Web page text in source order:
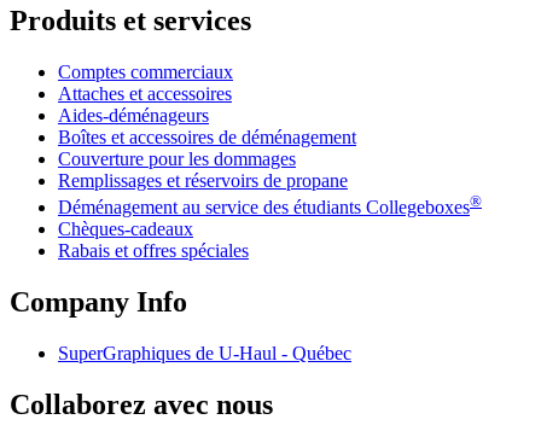
Produits et services
Comptes commerciaux
Attaches et accessoires
Aides-déménageurs
Boîtes et accessoires de déménagement
Couverture pour les dommages
Remplissages et réservoirs de propane
Déménagement au service des étudiants Collegeboxes®
Chèques-cadeaux
Rabais et offres spéciales
Company Info
SuperGraphiques de U-Haul - Québec
Collaborez avec nous